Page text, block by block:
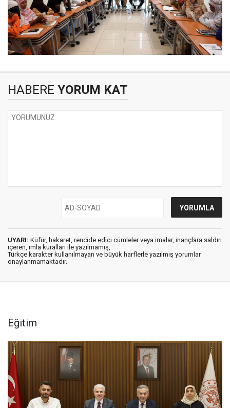
HABERE YORUM KAT
UYARI: Küfür, hakaret, rencide edici cümleler veya imalar, inançlara saldırı
içeren, imla kuralları ile yazılmamış,
Türkçe karakter kullanılmayan ve büyük harflerle yazılmış yorumlar
onaylanmamaktadır.
Eğitim